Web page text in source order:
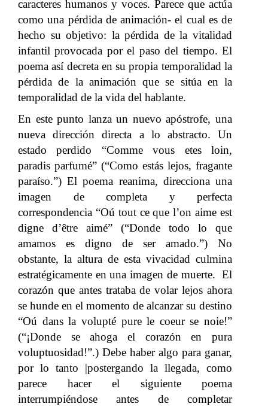
caracteres humanos y voces. Parece que actúa
como una pérdida de animación- el cual es de
hecho su objetivo: la pérdida de la vitalidad
infantil provocada por el paso del tiempo. El
poema así decreta en su propia temporalidad la
pérdida de la animación que se sitúa en la
temporalidad de la vida del hablante.
En este punto lanza un nuevo apóstrofe, una
nueva dirección directa a lo abstracto. Un
estado perdido “Comme vous etes loin,
paradis parfumé” (“Como estás lejos, fragante
paraíso.”) El poema reanima, direcciona una
imagen de completa y perfecta
correspondencia “Oú tout ce que l’on aime est
digne d’être aimé” (“Donde todo lo que
amamos es digno de ser amado.”) No
obstante, la altura de esta vivacidad culmina
estratégicamente en una imagen de muerte. El
corazón que antes trataba de volar lejos ahora
se hunde en el momento de alcanzar su destino
“Oú dans la volupté pure le coeur se noie!”
(“¡Donde se ahoga el corazón en pura
voluptuosidad!”.) Debe haber algo para ganar,
por lo tanto |postergando la llegada, como
parece hacer el siguiente poema
interrumpiéndose antes de completar